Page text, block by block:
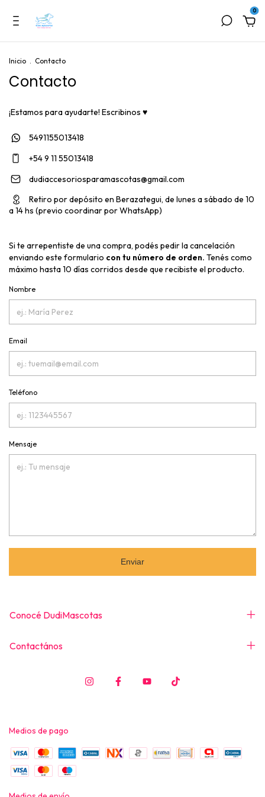
0
Inicio . Contacto
Contacto
¡Estamos para ayudarte! Escribinos ♥
5491155013418
+54 9 11 55013418
dudiaccesoriosparamascotas@gmail.com
Retiro por depósito en Berazategui, de lunes a sábado de 10
a 14 hs (previo coordinar por WhatsApp)
Si te arrepentiste de una compra, podés pedir la cancelación
enviando este formulario con tu número de orden. Tenés como
máximo hasta 10 días corridos desde que recibiste el producto.
Nombre
Email
Teléfono
Mensaje
Enviar
Conocé DudiMascotas
Contactános
Medios de pago